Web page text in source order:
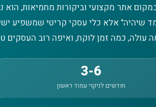
אתר מקצועי וביקורות מחמיאות, הוא
שיהיה" אלא כלי עסקי קריטי שמשפיע
כמה זמן לוקח, ואיפה רוב העסקים
3-6
חודשים לניקוי עמוד ראשון